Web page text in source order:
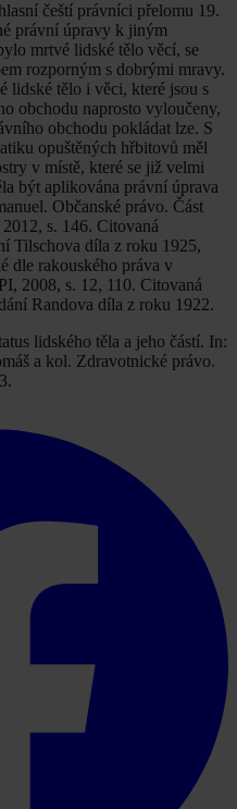
čeští právníci přelomu 19.
právní úpravy k jiným
mrtvé lidské tělo věcí, se
rozporným s dobrými mravy.
lidské tělo i věci, které jsou s
obchodu naprosto vyloučeny,
obchodu pokládat lze. S
opuštěných hřbitovů měl
v místě, které se již velmi
být aplikována právní úprava
Občanské právo. Část
s. 146. Citovaná
Tilschova díla z roku 1925,
dle rakouského práva v
2008, s. 12, 110. Citovaná
Randova díla z roku 1922.
lidského těla a jeho částí. In:
a kol. Zdravotnické právo.